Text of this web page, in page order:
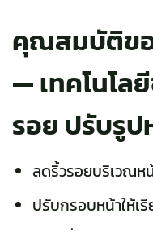
คุณสมบัติขอ
— เทคโนโล
รอย ปรับรูป
ลดริ้วรอยบริเวณห
ปรับกรอบหน้าให้เ